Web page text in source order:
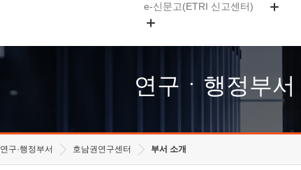
e-신문고(ETRI 신고센터)
고객의소리
수의계약 현황
연구ㆍ행정부서
연구·행정부서 호남권연구센터 부서 소개